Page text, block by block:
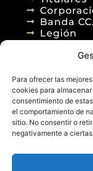
Para ofrecer las
cookies para
consentimiento de
el comportamiento de
sitio. No consentir o
negativamente a
Banda
Legión
Agenda
Blog
Contacto